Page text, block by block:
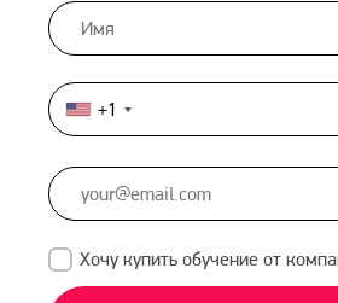
United
States
+1
+1
Хочу купить обучение от